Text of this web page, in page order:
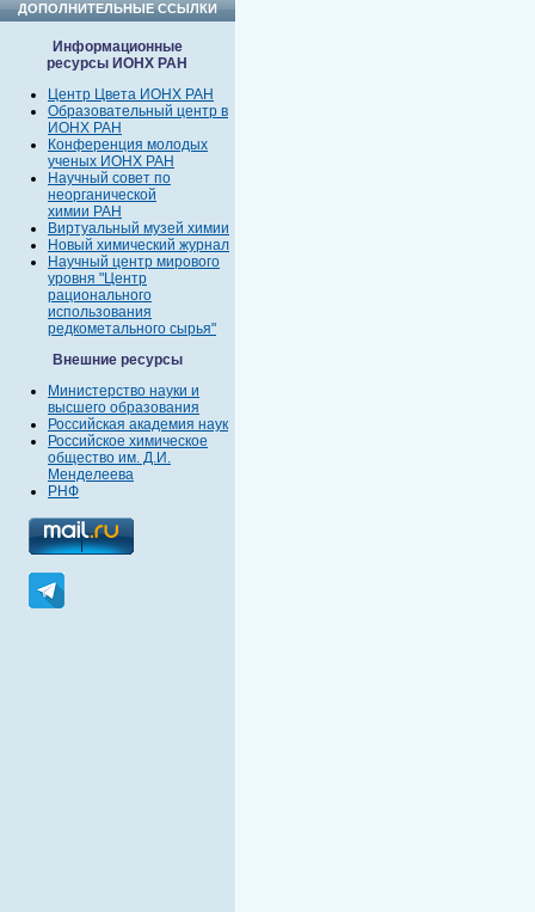
ДОПОЛНИТЕЛЬНЫЕ ССЫЛКИ
Информационные
ресурсы ИОНХ РАН
Центр Цвета ИОНХ РАН
Образовательный центр в
ИОНХ РАН
Конференция молодых
ученых ИОНХ РАН
Научный совет по
неорганической
химии РАН
Виртуальный музей химии
Новый химический журнал
Научный центр мирового
уровня "Центр
рационального
использования
редкометального сырья"
Внешние ресурсы
Министерство науки и
высшего образования
Российская академия наук
Российское химическое
общество им. Д.И.
Менделеева
РНФ